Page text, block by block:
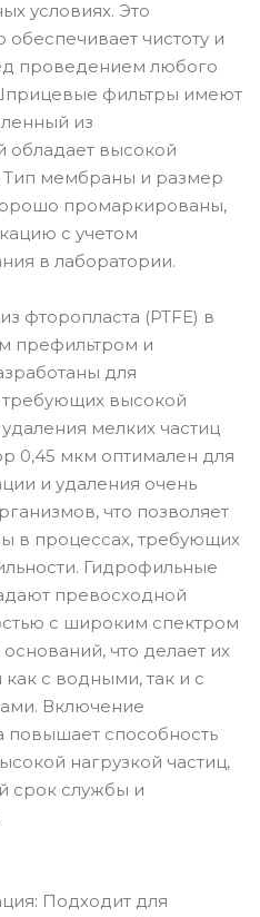
условиях. Это
чистоту и
проведением любого
фильтры имеют
из
обладает высокой
Тип мембраны и размер
промаркированы,
с учетом
в лаборатории.
фторопласта (PTFE) в
префильтром и
для
требующих высокой
мелких частиц
0,45 мкм оптимален для
и удаления очень
что позволяет
в процессах, требующих
Гидрофильные
превосходной
с широким спектром
что делает их
с водными, так и с
Включение
повышает способность
нагрузкой частиц,
срок службы и
Подходит для